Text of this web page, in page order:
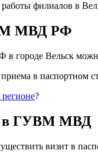
филиалов в
МВД РФ
Вельск
в паспортном
?
в ГУВМ МВД
визит в